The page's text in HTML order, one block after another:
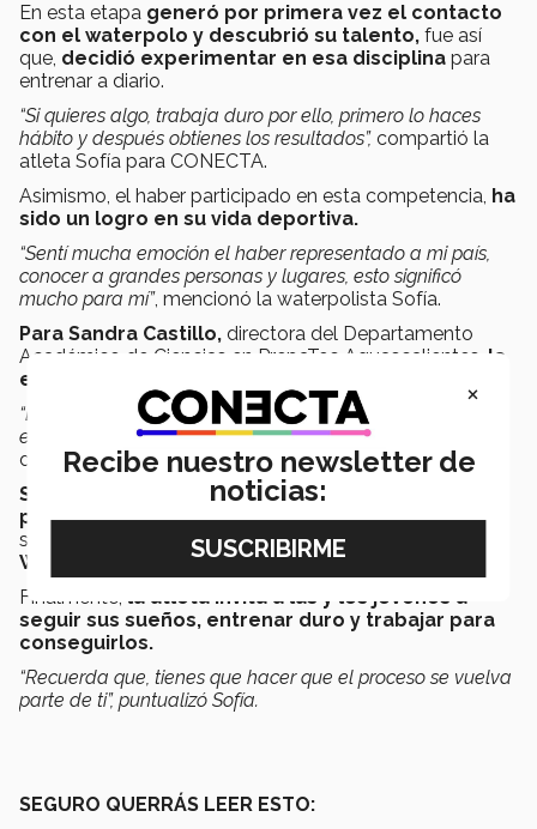
En esta etapa generó por primera vez el contacto
con el waterpolo y descubrió su talento, fue así
que, decidió experimentar en esa disciplina para
entrenar a diario.
“Si quieres algo, trabaja duro por ello, primero lo haces
hábito y después obtienes los resultados”, compartió la
atleta Sofía para CONECTA.
Asimismo, el haber participado en esta competencia, ha
sido un logro en su vida deportiva.
“Sentí mucha emoción el haber representado a mi país,
conocer a grandes personas y lugares, esto significó
mucho para mí”, mencionó la waterpolista Sofía.
Para Sandra Castillo, directora del Departamento
Académico de Ciencias en PrepaTec Aguascalientes, la
estudiante es un orgullo deportivo.
“Es una chica brillante, organizada, muy disciplinada y
está consiguiendo todo lo que se propone”
directora Sandra.
Sofía y el equipo mexicano planean prepararse
para competir en los Panamericanos 2023,romper
sus propias marcas y obtener el pase al
Waterpolo 2024.
Finalmente, la atleta invita a las y los jóvenes a
seguir sus sueños, entrenar duro y trabajar para
conseguirlos.
“Recuerda que, tienes que hacer que el proceso se vuelva
parte de ti”, puntualizó Sofía.
SEGURO QUERRÁS LEER ESTO:
×
Recibe nuestro newsletter de
noticias: